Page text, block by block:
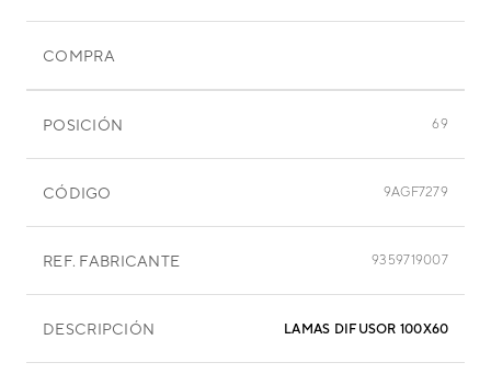
COMPRA
POSICIÓN 69
CÓDIGO 9AGF7279
REF. FABRICANTE 9359719007
DESCRIPCIÓN LAMAS DIFUSOR 100X60 MM